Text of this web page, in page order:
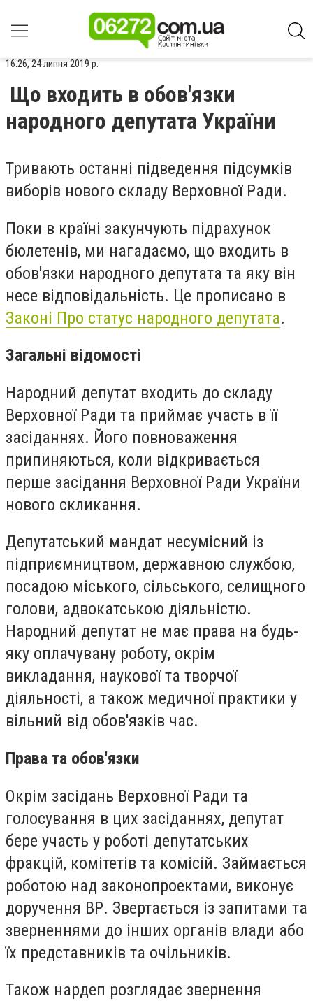
16:26, 24 липня 2019 р.
Що входить в обов'язки
народного депутата України
Тривають останні підведення підсумків
виборів нового складу Верховної Ради.
Поки в країні закунчують підрахунок
бюлетенів, ми нагадаємо, що входить в
обов'язки народного депутата та яку він
несе відповідальність. Це прописано в
Законі Про статус народного депутата.
Загальні відомості
Народний депутат входить до складу
Верховної Ради та приймає участь в її
засіданнях. Його повноваження
припиняються, коли відкривається
перше засідання Верховної Ради України
нового скликання.
Депутатський мандат несумісний із
підприємництвом, державною службою,
посадою міського, сільського, селищного
голови, адвокатською діяльністю.
Народний депутат не має права на будь-
яку оплачувану роботу, окрім
викладання, наукової та творчої
діяльності, а також медичної практики у
вільний від обов'язків час.
Права та обов'язки
Окрім засідань Верховної Ради та
голосування в цих засіданнях, депутат
бере участь у роботі депутатських
фракцій, комітетів та комісій. Займається
роботою над законопроектами, виконує
доручення ВР. Звертається із запитами та
зверненнями до інших органів влади або
їх представників та очільників.
Також нардеп розглядає звернення